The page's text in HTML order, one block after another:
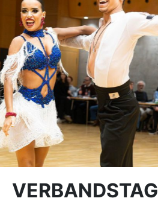
Previous
VERBANDSTAG